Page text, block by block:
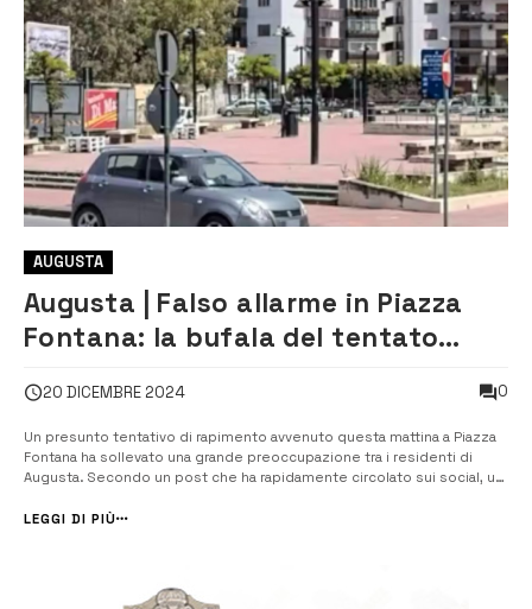
AUGUSTA
Augusta | Falso allarme in Piazza
Fontana: la bufala del tentato
20 DICEMBRE 2024 0
Un presunto tentativo di rapimento avvenuto questa mattina a Piazza
Fontana ha sollevato una grande preoccupazione tra i residenti di
Augusta. Secondo un post che ha rapidamente circolato sui social, un
prelevare una bambina, che, fortunatamente, sarebbe riuscita a
LEGGI DI PIÙ